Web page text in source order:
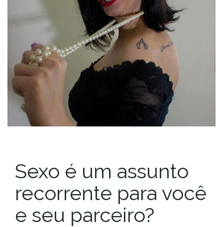
Sexo é um assunto
recorrente para você
e seu parceiro?